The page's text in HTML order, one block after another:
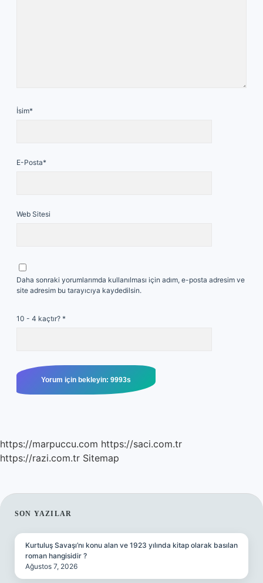
İsim*
E-Posta*
Web Sitesi
Daha sonraki yorumlarımda kullanılması için adım, e-posta adresim ve
site adresim bu tarayıcıya kaydedilsin.
10 - 4 kaçtır? *
https://marpuccu.com https://saci.com.tr
https://razi.com.tr Sitemap
SIDEBAR
SON YAZILAR
Kurtuluş Savaşı’nı konu alan ve 1923 yılında kitap olarak basılan
roman hangisidir ?
Ağustos 7, 2026